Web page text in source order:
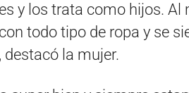
y los trata como hijos. Al
todo tipo de ropa y se
destacó la mujer.